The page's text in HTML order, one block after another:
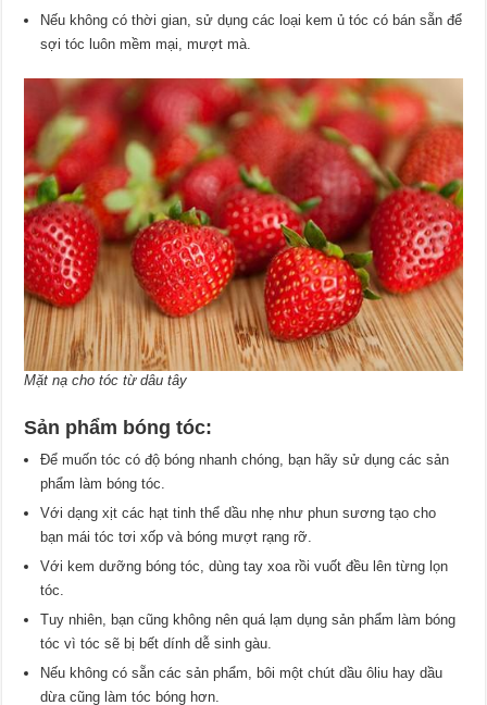
Nếu không có thời gian, sử dụng các loại kem ủ tóc có bán sẵn để
sợi tóc luôn mềm mại, mượt mà.
Mặt nạ cho tóc từ dâu tây
Sản phẩm bóng tóc:
Để muốn tóc có độ bóng nhanh chóng, bạn hãy sử dụng các sản
phẩm làm bóng tóc.
Với dạng xịt các hạt tinh thể dầu nhẹ như phun sương tạo cho
bạn mái tóc tơi xốp và bóng mượt rạng rỡ.
Với kem dưỡng bóng tóc, dùng tay xoa rồi vuốt đều lên từng lọn
tóc.
Tuy nhiên, bạn cũng không nên quá lạm dụng sản phẩm làm bóng
tóc vì tóc sẽ bị bết dính dễ sinh gàu.
Nếu không có sẵn các sản phẩm, bôi một chút dầu ôliu hay dầu
dừa cũng làm tóc bóng hơn.